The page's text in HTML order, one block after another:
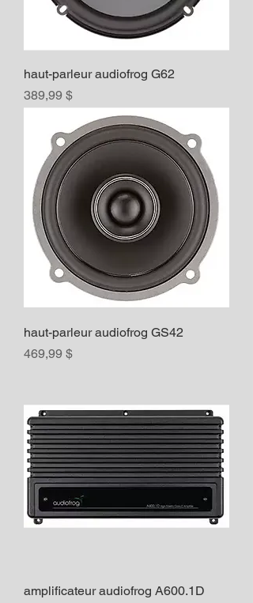
haut-parleur audiofrog G62
Prix
389,99 $
haut-parleur audiofrog GS42
Prix
469,99 $
amplificateur audiofrog A600.1D